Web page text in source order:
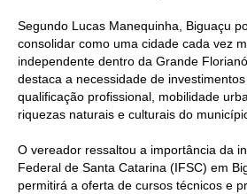
Segundo Lucas Manequinha, Biguaçu
consolidar como uma cidade cada vez
independente dentro da Grande
destaca a necessidade de investimentos
qualificação profissional, mobilidade
riquezas naturais e culturais do
O vereador ressaltou a importância da
Federal de Santa Catarina (IFSC) em
permitirá a oferta de cursos técnicos e